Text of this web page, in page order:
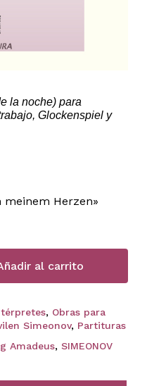
la noche) para
Glockenspiel y
meinem Herzen»
al carrito
, Obras para
Simeonov, Partituras
Amadeus, SIMEONOV